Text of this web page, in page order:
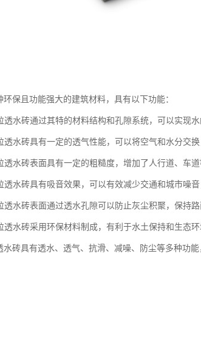
保且功能强大的建筑材料，具有以下功能：
透水砖通过其特的材料结构和孔隙系统，可以实现
透水砖具有一定的透气性能，可以将空气和水分交
透水砖表面具有一定的粗糙度，增加了人行道、车
透水砖具有吸音效果，可以有效减少交通和城市噪音
透水砖表面通过透水孔隙可以防止灰尘积聚，保持路
透水砖采用环保材料制成，有利于水土保持和生态环
砖具有透水、透气、抗滑、减噪、防尘等多种功